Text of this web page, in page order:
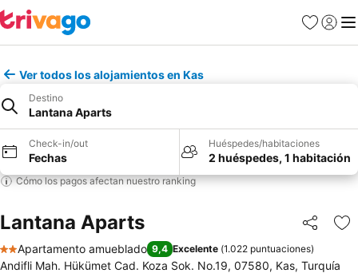
Favoritos
Iniciar
Ver todos los alojamientos en Kas
Destino
Lantana Aparts
Check-in/out
Fechas
Huéspedes/habitaciones
2 huéspedes, 1 habitación
Cómo los pagos afectan nuestro ranking
Lantana Aparts Compartir
2 Estrellas
Apartamento amueblado 9,4 Excelente (1.022 puntuaciones)
Andifli Mah. Hükümet Cad. Koza Sok. No.19, 07580, Kas, Turquía